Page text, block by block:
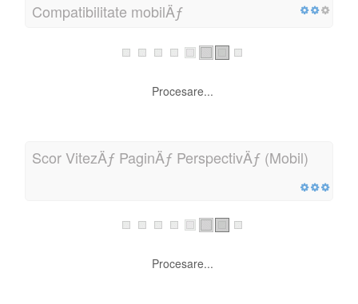
Compatibilitate mobilÄƒ
Procesare...
Scor VitezÄƒ PaginÄƒ PerspectivÄƒ (Mobil)
Procesare...